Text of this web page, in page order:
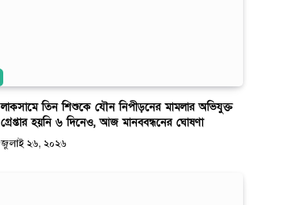
লাকসামে তিন শিশুকে যৌন নিপীড়নের মামলার অভিযুক্ত
গ্রেপ্তার হয়নি ৬ দিনেও, আজ মানববন্ধনের ঘোষণা
জুলাই ২৬, ২০২৬